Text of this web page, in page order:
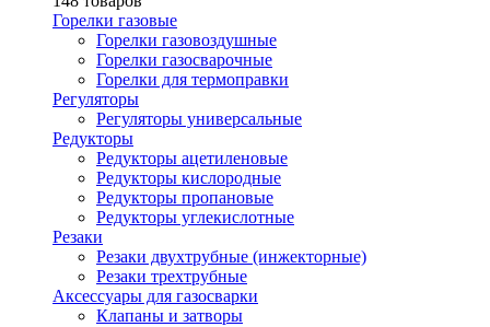
Горелки газовые
Горелки газовоздушные
Горелки газосварочные
Горелки для термоправки
Регуляторы
Регуляторы универсальные
Редукторы
Редукторы ацетиленовые
Редукторы кислородные
Редукторы пропановые
Редукторы углекислотные
Резаки
Резаки двухтрубные (инжекторные)
Резаки трехтрубные
Аксессуары для газосварки
Клапаны и затворы